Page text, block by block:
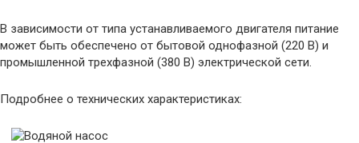
В зависимости от типа устанавливаемого двигателя питание
может быть обеспечено от бытовой однофазной (220 В) и
промышленной трехфазной (380 В) электрической сети.
Подробнее о технических характеристиках: